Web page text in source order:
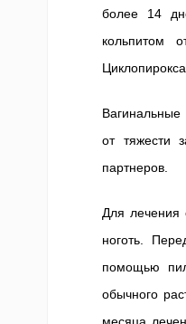
более 14
кольпитом
от тяжести
партнеров.
Для лечения
ноготь.
помощью
обычного